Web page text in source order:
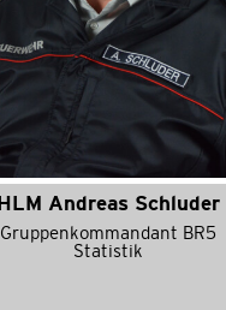
HLM Andreas Schluder
Gruppenkommandant BR5
Statistik